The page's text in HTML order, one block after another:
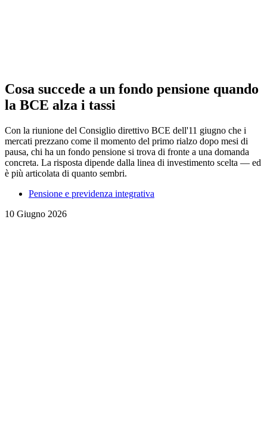
Cosa succede a un fondo pensione quando
la BCE alza i tassi
Con la riunione del Consiglio direttivo BCE dell'11 giugno che i
mercati prezzano come il momento del primo rialzo dopo mesi di
pausa, chi ha un fondo pensione si trova di fronte a una domanda
concreta. La risposta dipende dalla linea di investimento scelta — ed
è più articolata di quanto sembri.
Pensione e previdenza integrativa
10 Giugno 2026